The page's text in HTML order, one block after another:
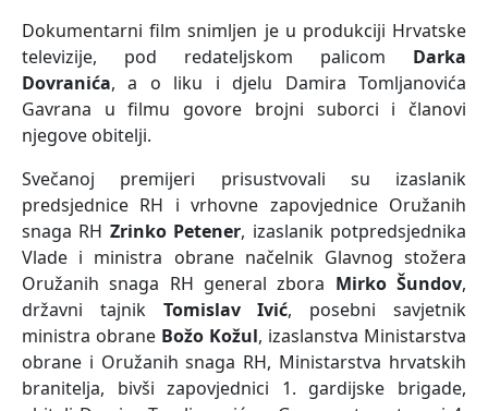
Dokumentarni film snimljen je u produkciji Hrvatske
televizije, pod redateljskom palicom Darka
Dovranića, a o liku i djelu Damira Tomljanovića
Gavrana u filmu govore brojni suborci i članovi
njegove obitelji.
Svečanoj premijeri prisustvovali su izaslanik
predsjednice RH i vrhovne zapovjednice Oružanih
snaga RH Zrinko Petener, izaslanik potpredsjednika
Vlade i ministra obrane načelnik Glavnog stožera
Oružanih snaga RH general zbora Mirko Šundov,
državni tajnik Tomislav Ivić, posebni savjetnik
ministra obrane Božo Kožul, izaslanstva Ministarstva
obrane i Oružanih snaga RH, Ministarstva hrvatskih
branitelja, bivši zapovjednici 1. gardijske brigade,